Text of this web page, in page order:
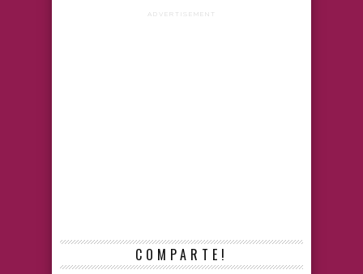
ADVERTISEMENT
COMPARTE!